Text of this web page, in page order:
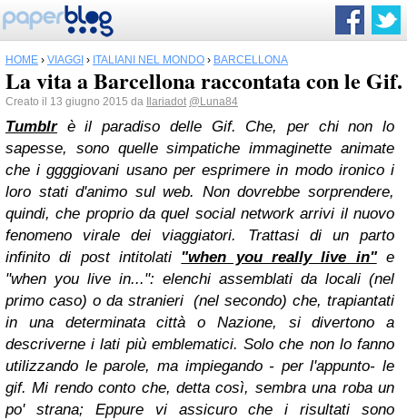
HOME › VIAGGI › ITALIANI NEL MONDO › BARCELLONA
La vita a Barcellona raccontata con le Gif.
Creato il 13 giugno 2015 da Ilariadot @Luna84
Tumblrè il paradiso delle Gif. Che, per chi non lo
sapesse, sono quelle simpatiche immaginette animate
che i ggggiovani usano per esprimere in modo ironico i
loro stati d'animo sul web. Non dovrebbe sorprendere,
quindi, che proprio da quel social network arrivi il nuovo
fenomeno virale dei viaggiatori. Trattasi di un parto
infinito di post intitolati "when you really live in"e
"when you live in...": elenchi assemblati da locali (nel
primo caso) o da stranieri (nel secondo) che, trapiantati
in una determinata città o Nazione, si divertono a
descriverne i lati più emblematici. Solo che non lo fanno
utilizzando le parole, ma impiegando - per l'appunto- le
gif. Mi rendo conto che, detta così, sembra una roba un
po' strana; Eppure vi assicuro che i risultati sono